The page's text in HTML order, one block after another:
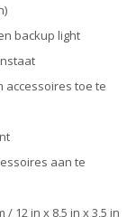
backup light
accessoires toe te
aan te
/ 12 in x 8,5 in x 3,5 in